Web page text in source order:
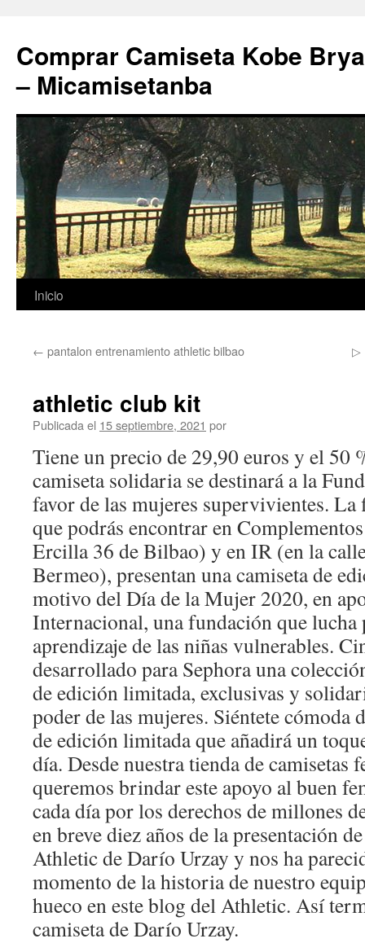
Comprar Camiseta Kobe
– Micamisetanba
Saltar
contenido
Inicio
← pantalon entrenamiento athletic bilbao ▷
athletic club kit
Publicada el 15 septiembre, 2021 por
Tiene un precio de 29,90 euros y el 50
camiseta solidaria se destinará a la
favor de las mujeres supervivientes. La
que podrás encontrar en
Ercilla 36 de Bilbao) y en IR (en la
Bermeo), presentan una camiseta de
motivo del Día de la Mujer 2020, en
Internacional, una fundación que lucha
aprendizaje de las niñas vulnerables.
desarrollado para Sephora una
de edición limitada, exclusivas y
poder de las mujeres. Siéntete cómoda
de edición limitada que añadirá un
día. Desde nuestra tienda de camisetas
queremos brindar este apoyo al buen
cada día por los derechos de millones
en breve diez años de la presentación
Athletic de Darío Urzay y nos ha
momento de la historia de nuestro
hueco en este blog del Athletic. Así
camiseta de Darío Urzay.